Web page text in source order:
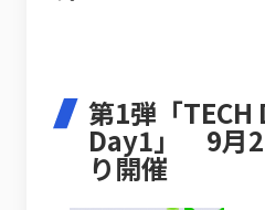
第1弾「TECH
Day1」 9月2
り開催